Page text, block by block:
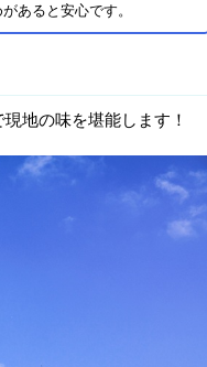
あると安心です。
地の味を堪能します！